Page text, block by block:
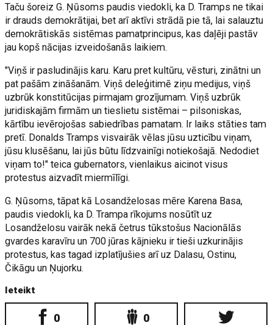
Taču šoreiz G. Ņūsoms paudis viedokli, ka D. Tramps ne tikai
ir drauds demokrātijai, bet arī aktīvi strādā pie tā, lai salauztu
demokrātiskās sistēmas pamatprincipus, kas daļēji pastāv
jau kopš nācijas izveidošanās laikiem.
"Viņš ir pasludinājis karu. Karu pret kultūru, vēsturi, zinātni un
pat pašām zināšanām. Viņš deleģitimē ziņu medijus, viņš
uzbrūk konstitūcijas pirmajam grozījumam. Viņš uzbrūk
juridiskajām firmām un tieslietu sistēmai – pilsoniskas,
kārtību ievērojošas sabiedrības pamatam. Ir laiks stāties tam
pretī. Donalds Tramps visvairāk vēlas jūsu uzticību viņam,
jūsu klusēšanu, lai jūs būtu līdzvainīgi notiekošajā. Nedodiet
viņam to!" teica gubernators, vienlaikus aicinot visus
protestus aizvadīt miermīlīgi.
G. Ņūsoms, tāpat kā Losandželosas mēre Karena Basa,
paudis viedokli, ka D. Trampa rīkojums nosūtīt uz
Losandželosu vairāk nekā četrus tūkstošus Nacionālās
gvardes karavīru un 700 jūras kājnieku ir tieši uzkurinājis
protestus, kas tagad izplatījušies arī uz Dalasu, Ostinu,
Čikāgu un Ņujorku.
Ieteikt
0 0